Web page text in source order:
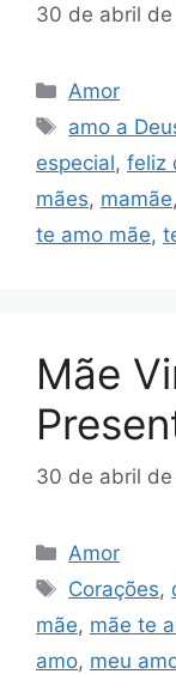
30 de abril de
Categorias
Amor
Tags
amo a
especial, feliz
mães, mamãe,
te amo mãe,
Mãe
30 de abril de
Categorias
Amor
Tags
Corações,
mãe, mãe te
amo, meu